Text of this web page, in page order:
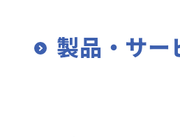
製品・サー